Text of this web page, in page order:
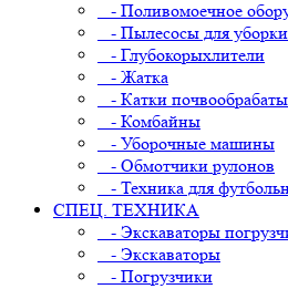
- Поливомоечное
- Пылесосы для
- Глубокорыхлители
- Жатка
- Катки
- Комбайны
- Уборочные машины
- Обмотчики рулонов
- Техника для
СПЕЦ. ТЕХНИКА
- Экскаваторы
- Экскаваторы
- Погрузчики